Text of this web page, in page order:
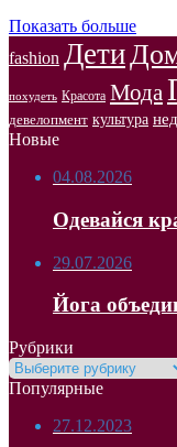
Показать больше
fashion Дети
похудеть Красота Мода
девелопмент культура
Новые
04.08.2026
Одевайся
29.07.2026
Йога
Рубрики
Рубрики
Популярные
27.12.2023